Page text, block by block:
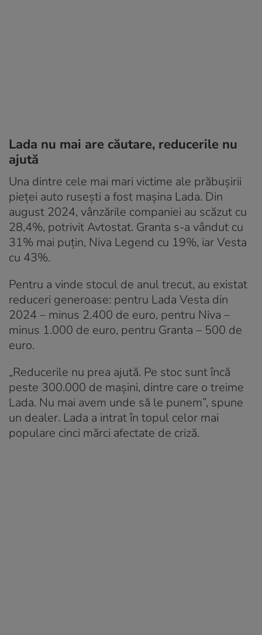
Lada nu mai are căutare, reducerile nu
ajută
Una dintre cele mai mari victime ale prăbușirii
pieței auto rusești a fost mașina Lada. Din
august 2024, vânzările companiei au scăzut cu
28,4%, potrivit Avtostat. Granta s-a vândut cu
31% mai puțin, Niva Legend cu 19%, iar Vesta
cu 43%.
Pentru a vinde stocul de anul trecut, au existat
reduceri generoase: pentru Lada Vesta din
2024 – minus 2.400 de euro, pentru Niva –
minus 1.000 de euro, pentru Granta – 500 de
euro.
„Reducerile nu prea ajută. Pe stoc sunt încă
peste 300.000 de mașini, dintre care o treime
Lada. Nu mai avem unde să le punem”, spune
un dealer. Lada a intrat în topul celor mai
populare cinci mărci afectate de criză.